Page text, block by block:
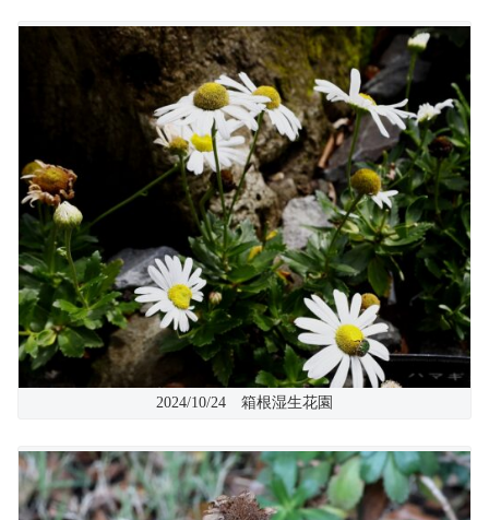
2024/10/24 箱根湿生花園